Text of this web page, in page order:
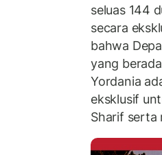
seluas 144
secara
bahwa
yang
Yordania
eksklusif
Sharif serta